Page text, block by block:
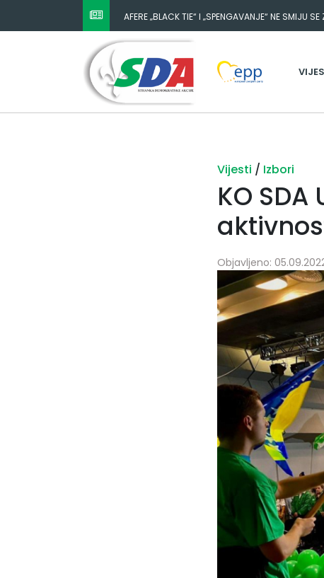
AFERE „BLACK TIE“ I „SPENGAVANJE“ NE SMIJU SE
Vijesti / Izbori
KO
Objavljeno: